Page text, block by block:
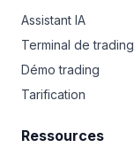
Assistant IA
Terminal de trading
Démo trading
Tarification
Ressources